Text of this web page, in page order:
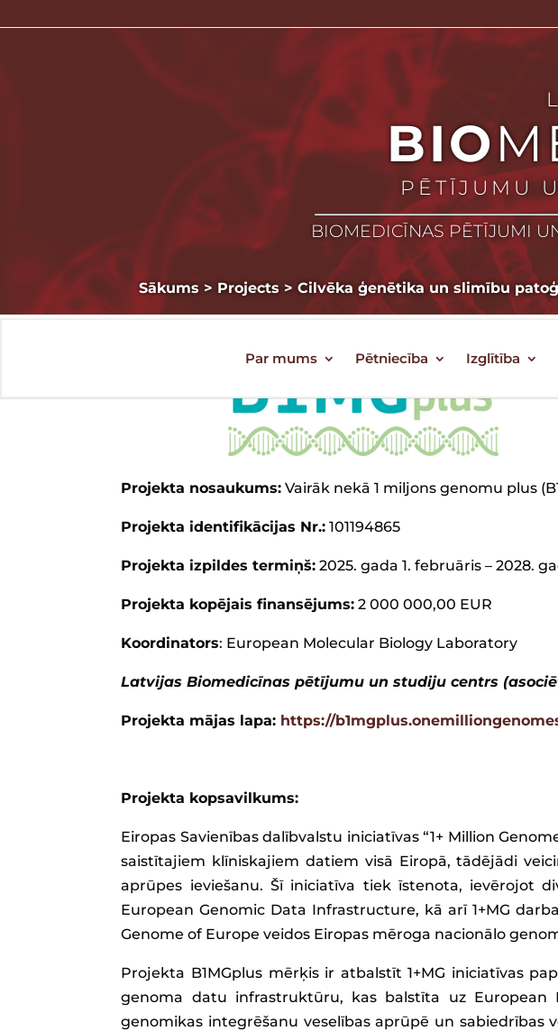
BIO
PĒTĪJUMU
BIOMEDICĪNAS PĒTĪJUMI
Sākums > Projects > Cilvēka ģenētika un slimību
Par mums Pētniecība Izglītība
Projekta nosaukums: Vairāk nekā 1 miljons genomu plus
Projekta identifikācijas Nr.: 101194865
Projekta izpildes termiņš: 2025. gada 1. februāris – 2028.
Projekta kopējais finansējums: 2 000 000,00 EUR
Koordinators: European Molecular Biology Laboratory
Latvijas Biomedicīnas pētījumu un studiju centrs
Projekta mājas lapa: https://
Projekta kopsavilkums:
Eiropas Savienības dalībvalstu iniciatīvas “1+ Million
saistītajiem klīniskajiem datiem visā Eiropā, tādējādi
aprūpes ieviešanu. Šī iniciatīva tiek īstenota, ievērojot
European Genomic Data Infrastructure, kā arī 1+MG
Genome of Europe veidos Eiropas mēroga nacionālo
Projekta B1MGplus mērķis ir atbalstīt 1+MG iniciatīvas
genoma datu infrastruktūru, kas balstīta uz European
genomikas integrēšanu veselības aprūpē un